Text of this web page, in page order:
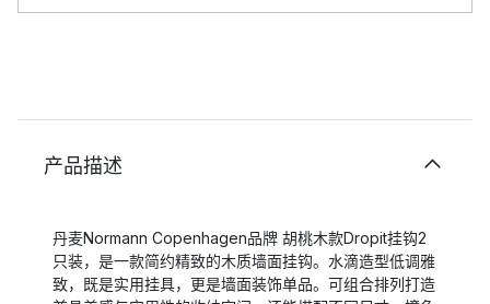
产品描述
丹麦Normann Copenhagen品牌 胡桃木款Dropit挂钩2
只装，是一款简约精致的木质墙面挂钩。水滴造型低调雅
致，既是实用挂具，更是墙面装饰单品。可组合排列打造